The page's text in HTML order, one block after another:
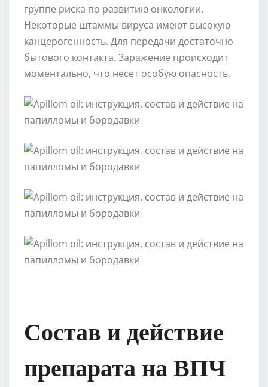
группе риска по развитию онкологии.
Некоторые штаммы вируса имеют высокую
канцерогенность. Для передачи достаточно
бытового контакта. Заражение происходит
моментально, что несет особую опасность.
Состав и действие
препарата на ВПЧ